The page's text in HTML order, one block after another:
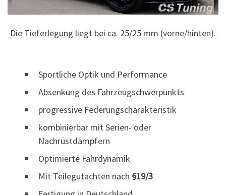
Die Tieferlegung liegt bei ca. 25/25 mm (vorne/hinten).
Sportliche Optik und Performance
Absenkung des Fahrzeugschwerpunkts
progressive Federungscharakteristik
kombinierbar mit Serien- oder
Nachrüstdämpfern
Optimierte Fahrdynamik
Mit Teilegutachten nach §19/3